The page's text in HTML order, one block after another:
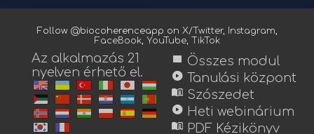
Follow @biocoherenceapp on X/Twitter, Instagram,
FaceBook, YouTube, TikTok
Az alkalmazás 21
nyelven érhető el.
view_module Összes modul
play_circle Tanulási központ
menu_book Szószedet
play_circle Heti webinárium
menu_book PDF Kézikönyv